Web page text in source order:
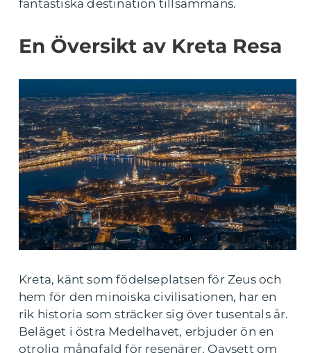
fantastiska destination tillsammans.
En Översikt av Kreta Resa
Kreta, känt som födelseplatsen för Zeus och
hem för den minoiska civilisationen, har en
rik historia som sträcker sig över tusentals år.
Beläget i östra Medelhavet, erbjuder ön en
otrolig mångfald för resenärer. Oavsett om